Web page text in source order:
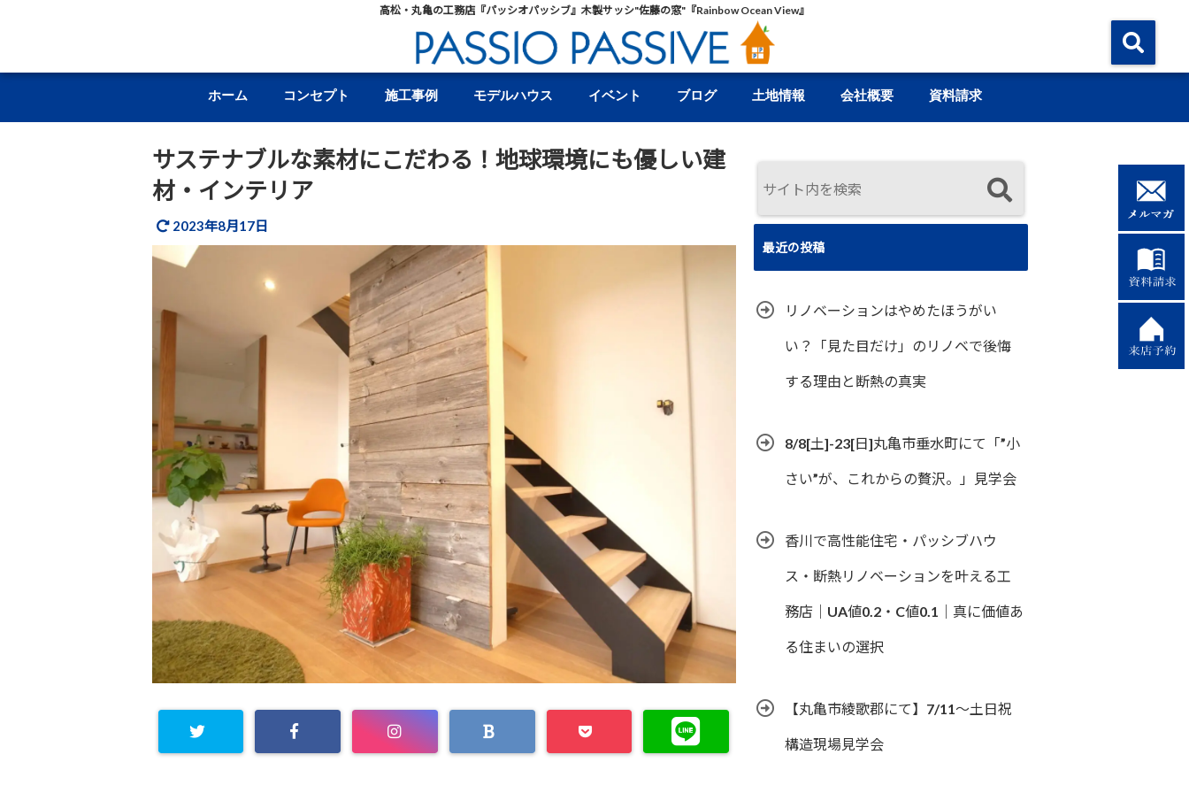
高松・丸亀の工務店『パッシオパッシブ』木製サッシ"佐藤の窓"『Rainbow Ocean View』
ホーム コンセプト 施工事例 モデルハウス イベント ブログ 土地情報 会社概要 資料請求
サステナブルな素材にこだわる！地球環境にも優しい建
材・インテリア
2023年8月17日
最近の投稿
リノベーションはやめたほうがい
い？「見た目だけ」のリノベで後悔
する理由と断熱の真実
8/8[土]-23[日]丸亀市垂水町にて「”小
さい”が、これからの贅沢。」見学会
香川で高性能住宅・パッシブハウ
ス・断熱リノベーションを叶える工
務店｜UA値0.2・C値0.1｜真に価値あ
る住まいの選択
【丸亀市綾歌郡にて】7/11～土日祝
構造現場見学会